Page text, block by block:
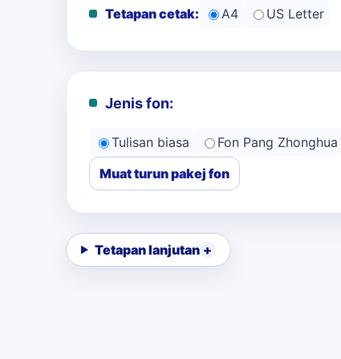
Tetapan cetak: A4 US Letter
Jenis fon:
Tulisan biasa Fon Pang Zhonghua
Muat turun pakej fon
Tetapan lanjutan